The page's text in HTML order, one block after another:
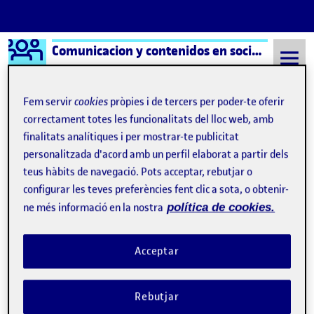
Saltar al contingut
Logo Ágora Comunicacion y contenidos en social media aula 1
Semestre 20222 - Aula 1 Youtube- Frecuencia de uso en España
Navegació d'entrades
Anterior: Xavi Sabaté Següent
Publicat perYoutube- Frecuencia de uso
Hola compañeros, os dejo el tema que voy a analizar, para
que no nos repitamos. se trata de la red social Youtube, y del
Fem servircookies pròpies i de tercers per poder-te oferir
correctament totes les funcionalitats del lloc web, amb
finalitats analítiques i per mostrar-te publicitat
personalitzada d'acord amb un perfil elaborat a partir dels
teus hàbits de navegació. Pots acceptar, rebutjar o
configurar les teves preferències fent clic a sota, o obtenir-
ne més informació en la nostra política de cookies.
Rebutjar
Acceptar